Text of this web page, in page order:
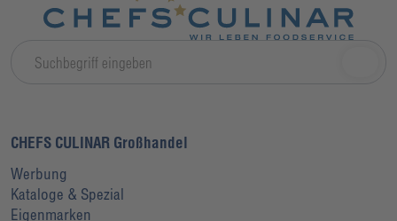
CHEFS CULINAR Großhandel
Werbung
Kataloge & Spezial
Eigenmarken